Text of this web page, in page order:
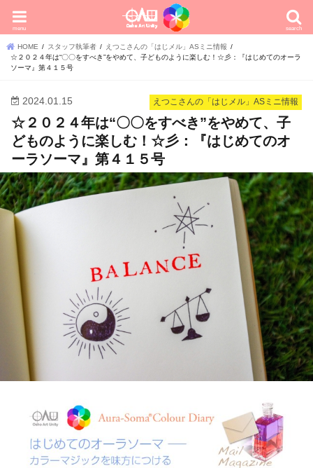
search
menu
HOME スタッフ執筆者
えつこさんの「はじメル」ASミニ情報
☆２０２４年は“〇〇をすべき”をやめて、子どものように楽しむ！☆彡：『はじめてのオーラ
ソーマ』第４１５号
えつこさんの「はじメル」ASミニ情報
2024.01.15
☆２０２４年は“〇〇をすべき”をやめて、子
どものように楽しむ！☆彡：『はじめてのオ
ーラソーマ』第４１５号